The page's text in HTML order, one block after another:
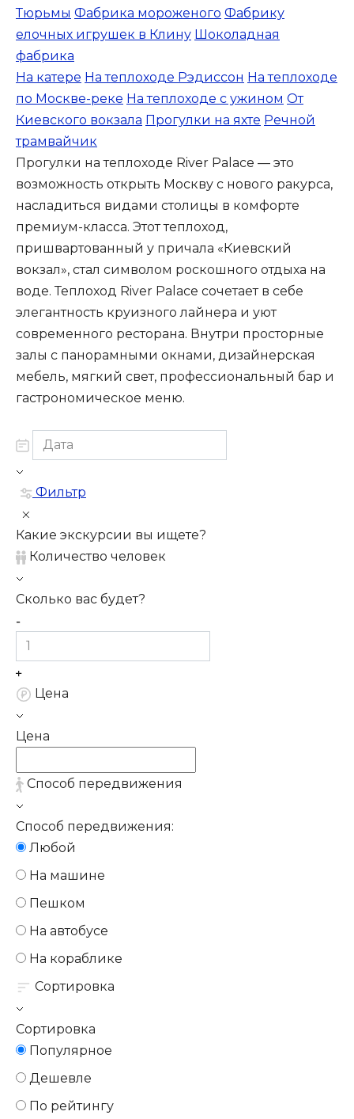
Тюрьмы Фабрика мороженого Фабрику
елочных игрушек в Клину Шоколадная
фабрика
На катере На теплоходе Рэдиссон На теплоходе
по Москве-реке На теплоходе с ужином От
Киевского вокзала Прогулки на яхте Речной
трамвайчик
Прогулки на теплоходе River Palace — это
возможность открыть Москву с нового ракурса,
насладиться видами столицы в комфорте
премиум-класса. Этот теплоход,
пришвартованный у причала «Киевский
вокзал», стал символом роскошного отдыха на
воде. Теплоход River Palace сочетает в себе
элегантность круизного лайнера и уют
современного ресторана. Внутри просторные
залы с панорамными окнами, дизайнерская
мебель, мягкий свет, профессиональный бар и
гастрономическое меню.
Фильтр
Какие экскурсии вы ищете?
Количество человек
Сколько вас будет?
Цена
Цена
Способ передвижения
Способ передвижения:
Любой
На машине
Пешком
На автобусе
На кораблике
Сортировка
Сортировка
Популярное
Дешевле
По рейтингу